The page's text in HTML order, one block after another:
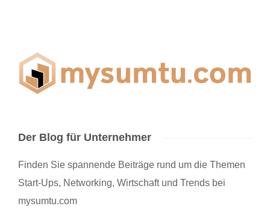
Der Blog für Unternehmer
Finden Sie spannende Beiträge rund um die Themen
Start-Ups, Networking, Wirtschaft und Trends bei
mysumtu.com